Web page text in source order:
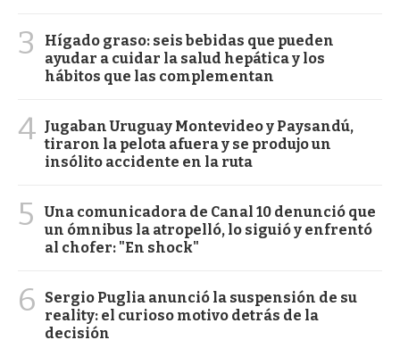
3
Hígado graso: seis bebidas que pueden
ayudar a cuidar la salud hepática y los
hábitos que las complementan
4 Jugaban Uruguay Montevideo y Paysandú,
tiraron la pelota afuera y se produjo un
insólito accidente en la ruta
5
Una comunicadora de Canal 10 denunció que
un ómnibus la atropelló, lo siguió y enfrentó
al chofer: "En shock"
6
Sergio Puglia anunció la suspensión de su
reality: el curioso motivo detrás de la
decisión